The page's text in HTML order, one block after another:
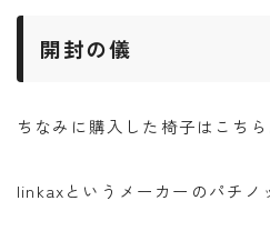
開封の儀
ちなみに購入した椅子はこちら
linkaxというメーカーのパチノ